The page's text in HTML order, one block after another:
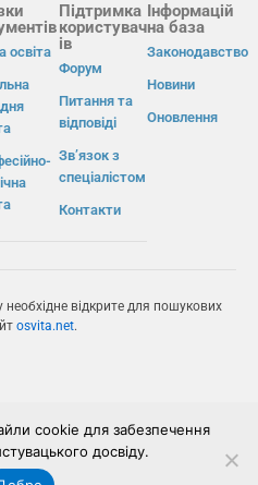
освіта
Підтримка
користувач
ів
Форум
Питання та
відповіді
Зв’язок з
спеціалістом
Контакти
Інформацій
на база
Законодавство
Новини
Оновлення
відкрите для пошукових
osvita.net.
cookie для забезпечення
досвіду.